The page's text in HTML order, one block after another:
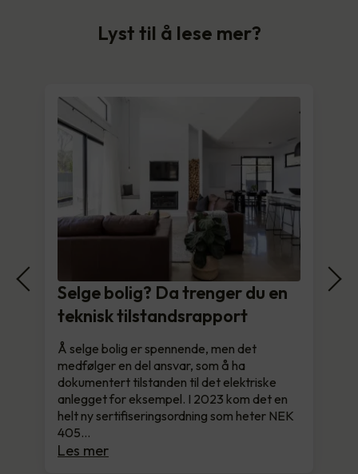
Lyst til å lese mer?
Selge bolig? Da trenger du en
teknisk tilstandsrapport
Å selge bolig er spennende, men det
medfølger en del ansvar, som å ha
dokumentert tilstanden til det elektriske
anlegget for eksempel. I 2023 kom det en
helt ny sertifiseringsordning som heter NEK
405…
Les mer